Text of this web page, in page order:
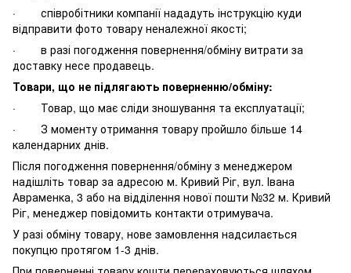
· співробітники компанії нададуть інструкцію куди
відправити фото товару неналежної якості;
· в разі погодження повернення/обміну витрати за
доставку несе продавець.
Товари, що не підлягають поверненню/обміну:
· Товар, що має сліди зношування та експлуатації;
· З моменту отримання товару пройшло більше 14
календарних днів.
Після погодження повернення/обміну з менеджером
надішліть товар за адресою м. Кривий Ріг, вул. Івана
Авраменка, 3 або на відділення нової пошти №32 м. Кривий
Ріг, менеджер повідомить контакти отримувача.
У разі обміну товару, нове замовлення надсилається
покупцю протягом 1-3 днів.